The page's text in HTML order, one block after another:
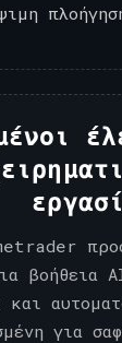
βοήθεια
και
για